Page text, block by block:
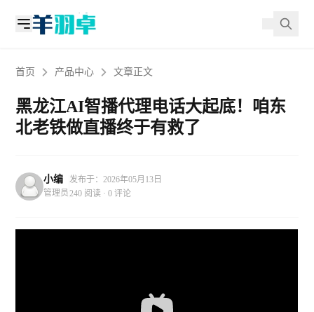
首页 产品中心 文章正文
黑龙江AI智播代理电话大起底！咱东
北老铁做直播终于有救了
小编
管理员
发布于：2026年05月13日
240 阅读 · 0 评论